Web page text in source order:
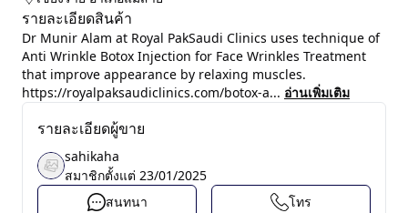
รายละเอียดสินค้า
Dr Munir Alam at Royal PakSaudi Clinics uses technique of
Anti Wrinkle Botox Injection for Face Wrinkles Treatment
that improve appearance by relaxing muscles.
https://royalpaksaudiclinics.com/botox-a... อ่านเพิ่มเติม
รายละเอียดผู้ขาย
sahikaha
สมาชิกตั้งแต่ 23/01/2025
สนทนา
โทร